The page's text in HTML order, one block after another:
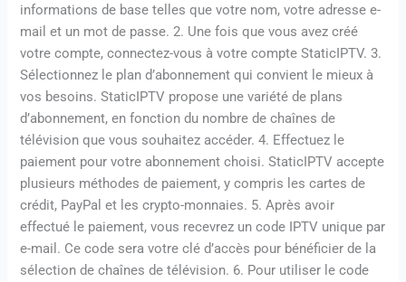
informations de base telles que votre nom, votre adresse e-
mail et un mot de passe. 2. Une fois que vous avez créé
votre compte, connectez-vous à votre compte StaticIPTV. 3.
Sélectionnez le plan d’abonnement qui convient le mieux à
vos besoins. StaticIPTV propose une variété de plans
d’abonnement, en fonction du nombre de chaînes de
télévision que vous souhaitez accéder. 4. Effectuez le
paiement pour votre abonnement choisi. StaticIPTV accepte
plusieurs méthodes de paiement, y compris les cartes de
crédit, PayPal et les crypto-monnaies. 5. Après avoir
effectué le paiement, vous recevrez un code IPTV unique par
e-mail. Ce code sera votre clé d’accès pour bénéficier de la
sélection de chaînes de télévision. 6. Pour utiliser le code